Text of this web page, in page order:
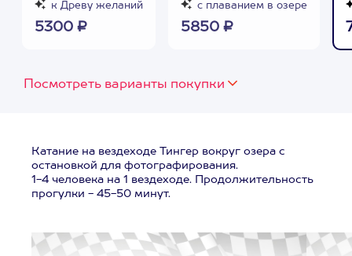
к Древу желаний
5300 ₽
с плаванием в озере
5850 ₽
Посмотреть варианты покупки
Катание на вездеходе Тингер вокруг озера с
остановкой для фотографирования.
1-4 человека на 1 вездеходе. Продолжительность
прогулки - 45-50 минут.